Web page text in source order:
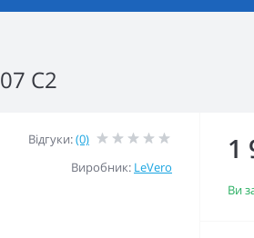
C2
Відгуки:(0)
Виробник: LeVero
1
Ви